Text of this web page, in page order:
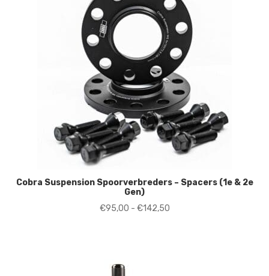
Cobra Suspension Spoorverbreders – Spacers (1e & 2e
Gen)
€95,00 - €142,50Prijsklasse: